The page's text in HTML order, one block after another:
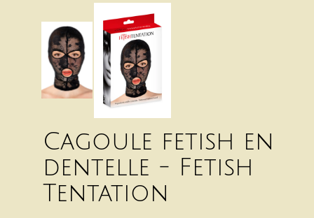
Cagoule fetish en
dentelle - Fetish
Tentation